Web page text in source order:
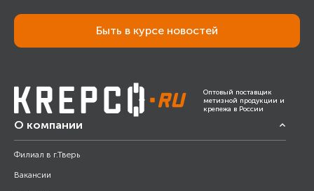
Быть в курсе новостей
Оптовый поставщик
метизной продукции и
крепежа в России
О компании
Филиал в г.Тверь
Вакансии